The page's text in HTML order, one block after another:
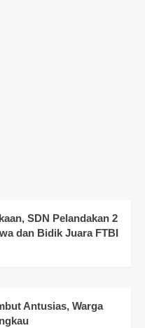
SDN Pelandakan 2
dan Bidik Juara FTBI
Antusias, Warga